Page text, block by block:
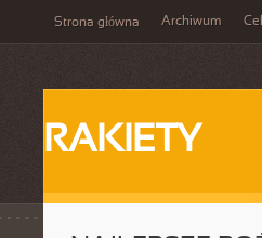
Strona główna Archiwum
RAKIETY